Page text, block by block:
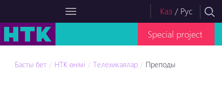
Каз / Рус
Special project
Басты бет НТК өнімі Телехикаялар Преподы